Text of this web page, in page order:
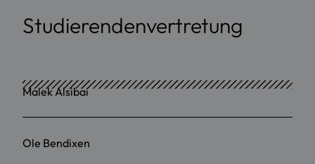
Studierendenvertretung
Malek Alsibai
Ole Bendixen